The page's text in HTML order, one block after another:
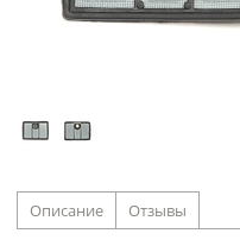
Описание Отзывы